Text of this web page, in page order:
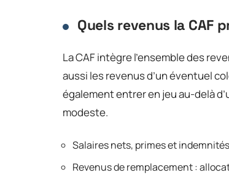
Quels revenus la CAF
La CAF intègre l’ensemble des
aussi les revenus d’un éventuel
également entrer en jeu au-delà
modeste.
Salaires nets, primes et
Revenus de remplacement :